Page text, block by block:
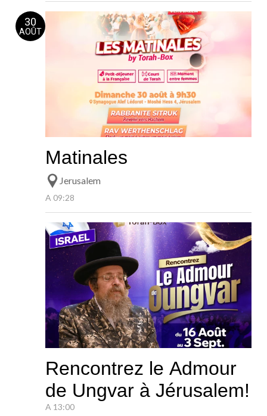
30
AOÛT
Matinales
Jerusalem
A 09:28
Rencontrez le Admour
de Ungvar à Jérusalem!
A 13:00